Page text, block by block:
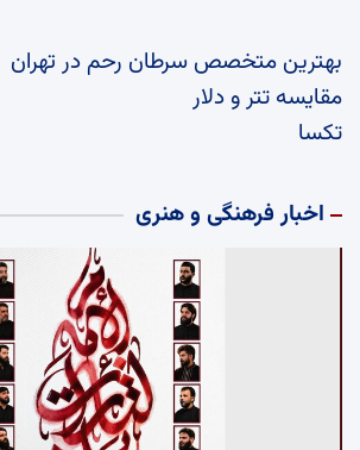
بهترین متخصص سرطان رحم در تهران
مقایسه تتر و دلار
تکسا
اخبار فرهنگی و هنری